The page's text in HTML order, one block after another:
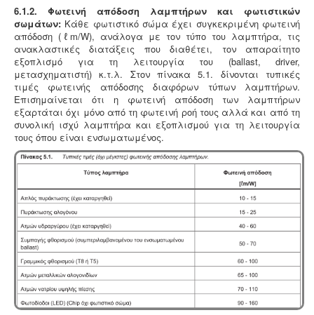
6.1.2. Φωτεινή απόδοση λαμπτήρων και φωτιστικών
σωμάτων: Κάθε φωτιστικό σώμα έχει συγκεκριμένη φωτεινή
απόδοση (ℓm/W), ανάλογα με τον τύπο του λαμπτήρα, τις
ανακλαστικές διατάξεις που διαθέτει, τον απαραίτητο
εξοπλισμό για τη λειτουργία του (ballast, driver,
μετασχηματιστή) κ.τ.λ. Στον πίνακα 5.1. δίνονται τυπικές
τιμές φωτεινής απόδοσης διαφόρων τύπων λαμπτήρων.
Επισημαίνεται ότι η φωτεινή απόδοση των λαμπτήρων
εξαρτάται όχι μόνο από τη φωτεινή ροή τους αλλά και από τη
συνολική ισχύ λαμπτήρα και εξοπλισμού για τη λειτουργία
τους όπου είναι ενσωματωμένος.